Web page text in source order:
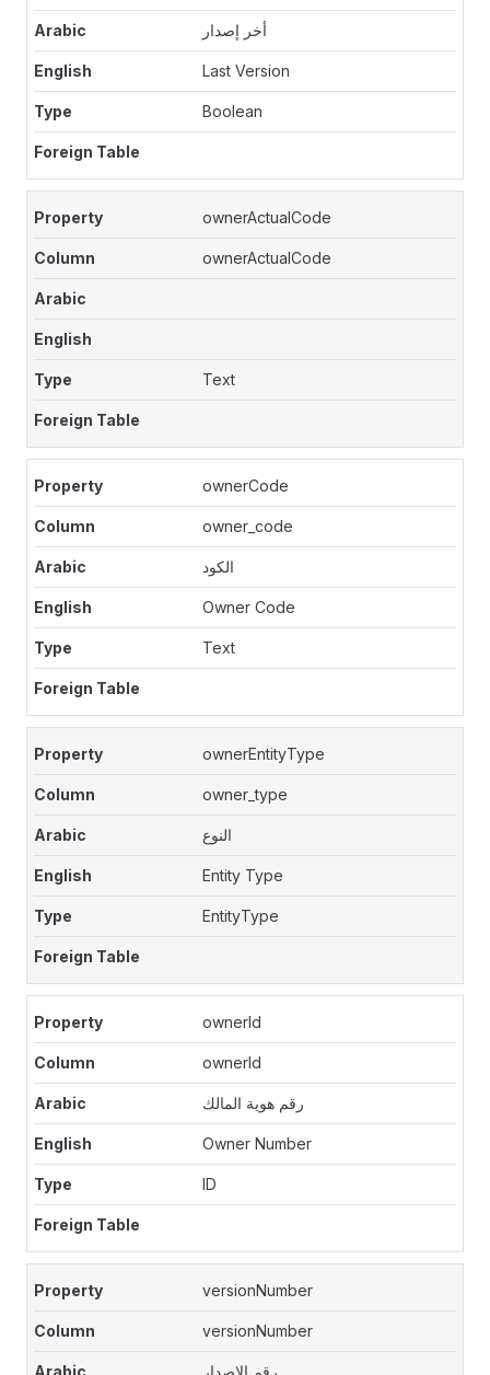
أخر إصدار
Last Version
Boolean
ownerActualCode
ownerActualCode
Text
ownerCode
owner_code
الكود
Owner Code
Text
ownerEntityType
owner_type
النوع
Entity Type
EntityType
ownerId
ownerId
رقم هوية المالك
Owner Number
ID
versionNumber
versionNumber
رقم الإصدار